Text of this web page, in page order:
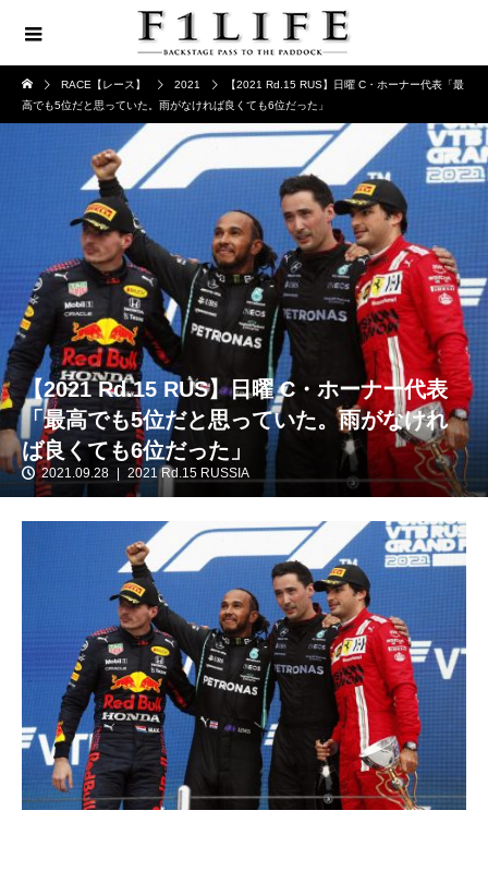
RACE【レース】 2021
【2021 Rd.15 RUS】日曜 C・ホーナー代表「最
高でも5位だと思っていた。雨がなければ良くても6位だった」
【2021 Rd.15 RUS】日曜 C・ホーナー代表
「最高でも5位だと思っていた。雨がなけれ
ば良くても6位だった」
2021.09.28 2021 Rd.15 RUSSIA